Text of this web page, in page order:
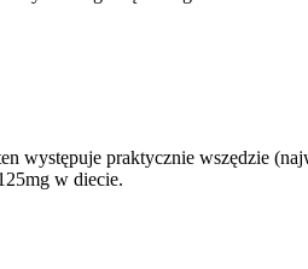
występuje praktycznie wszędzie
w diecie.